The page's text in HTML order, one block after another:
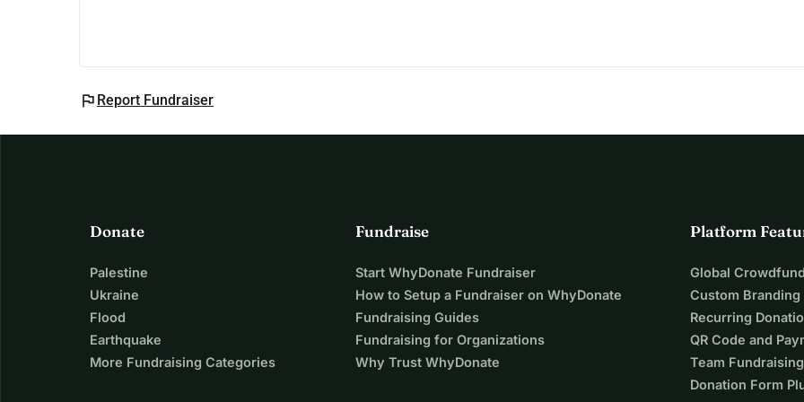
flag Report Fundraiser
Donate
Palestine
Ukraine
Flood
Earthquake
More Fundraising Categories
Fundraise
Start WhyDonate Fundraiser
How to Setup a Fundraiser on WhyDonate
Fundraising Guides
Fundraising for Organizations
Why Trust WhyDonate
Platform
Global
Custom Branding
Recurring
QR Code and
Team Fundraising
Donation Form